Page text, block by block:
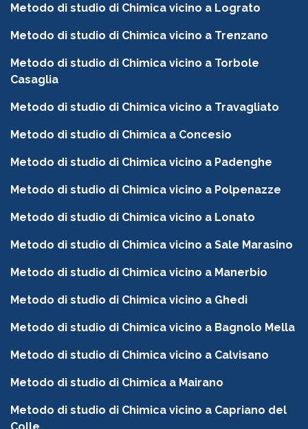
Metodo di studio di Chimica vicino a Lograto
Metodo di studio di Chimica vicino a Trenzano
Metodo di studio di Chimica vicino a Torbole
Casaglia
Metodo di studio di Chimica vicino a Travagliato
Metodo di studio di Chimica a Concesio
Metodo di studio di Chimica vicino a Padenghe
Metodo di studio di Chimica vicino a Polpenazze
Metodo di studio di Chimica vicino a Lonato
Metodo di studio di Chimica vicino a Sale Marasino
Metodo di studio di Chimica vicino a Manerbio
Metodo di studio di Chimica vicino a Ghedi
Metodo di studio di Chimica vicino a Bagnolo Mella
Metodo di studio di Chimica vicino a Calvisano
Metodo di studio di Chimica a Mairano
Metodo di studio di Chimica vicino a Capriano del